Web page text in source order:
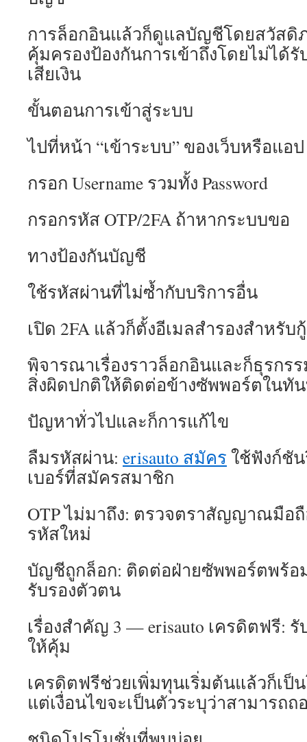
การล็อกอินแล้วก็ดูแลบัญชีโดยสวัสดิ
คุ้มครองป้องกันการเข้าถึงโดยไม่ไ
เสียเงิน
ขั้นตอนการเข้าสู่ระบบ
ไปที่หน้า “เข้าระบบ” ของเว็บหรือแอป
กรอก Username รวมทั้ง Password
กรอกรหัส OTP/2FA ถ้าหากระบบขอ
ทางป้องกันบัญชี
ใช้รหัสผ่านที่ไม่ซ้ำกับบริการอื่น
เปิด 2FA แล้วก็ตั้งอีเมลสำรองสำหรั
พิจารณาเรื่องราวล็อกอินและก็ธุรกร
สิ่งผิดปกติให้ติดต่อข้างซัพพอร์ตในทั
ปัญหาทั่วไปและก็การแก้ไข
ลืมรหัสผ่าน: erisauto สมัคร ใช้ฟังก์ชั
เบอร์ที่สมัครสมาชิก
OTP ไม่มาถึง: ตรวจตราสัญญาณมือถื
รหัสใหม่
บัญชีถูกล็อก: ติดต่อฝ่ายซัพพอร์ตพร้อ
รับรองตัวตน
เรื่องสำคัญ 3 — erisauto เครดิตฟรี: รั
ให้คุ้ม
เครดิตฟรีช่วยเพิ่มทุนเริ่มต้นแล้วก็เป็
แต่เงื่อนไขจะเป็นตัวระบุว่าสามารถ